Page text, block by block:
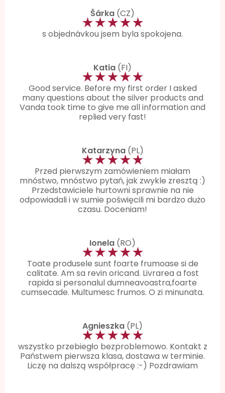
Šárka (CZ)
★★★★★
s objednávkou jsem byla spokojena.
Katia (FI)
★★★★★
Good service. Before my first order I asked
many questions about the silver products and
Vanda took time to give me all information and
replied very fast!
Katarzyna(PL)
★★★★★
Przed pierwszym zamówieniem miałam
mnóstwo, mnóstwo pytań, jak zwykle zresztą :)
Przedstawiciele hurtowni sprawnie na nie
odpowiadali i w sumie poświęcili mi bardzo dużo
czasu. Doceniam!
Ionela (RO)
★★★★★
Toate produsele sunt foarte frumoase si de
calitate. Am sa revin oricand. Livrarea a fost
rapida si personalul dumneavoastra,foarte
cumsecade. Multumesc frumos. O zi minunata.
Agnieszka (PL)
★★★★★
wszystko przebiegło bezproblemowo. Kontakt z
Państwem pierwsza klasa, dostawa w terminie.
Liczę na dalszą współpracę :-) Pozdrawiam